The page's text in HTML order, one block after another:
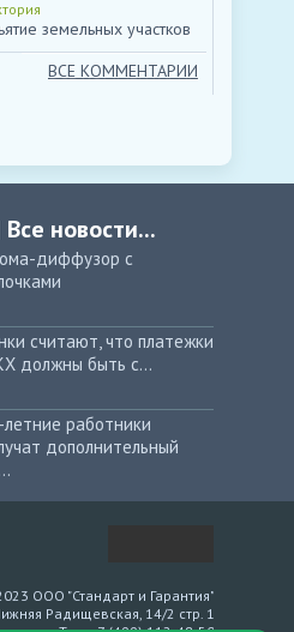
земельных участков
ВСЕ КОММЕНТАРИИ
Все новости...
диффузор с
считают, что платежки
должны быть с...
летние работники
дополнительный
ООО "Стандарт и Гарантия"
Радищевская, 14/2 стр. 1